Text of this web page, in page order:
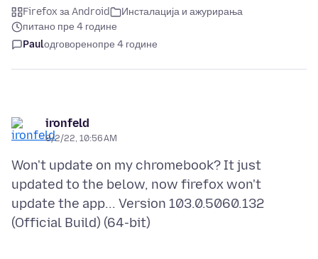
Firefox за Android
Инсталација и ажурирања
питано пре 4 године
Paulодговоренопре 4 године
ironfeld
8/2/22, 10:56 AM
Won't update on my chromebook? It just
updated to the below, now firefox won't
update the app... Version 103.0.5060.132